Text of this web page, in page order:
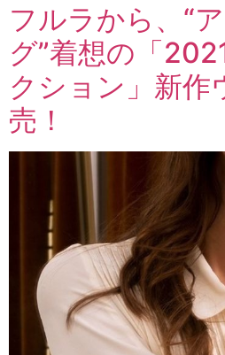
フルラから、“
グ”着想の「
クション」新作
売！